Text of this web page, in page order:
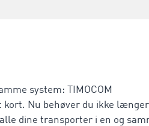
system: TIMOCOM
kort. Nu behøver du ikke
dine transporter i en og